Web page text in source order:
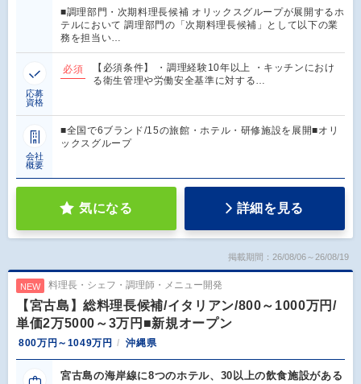
■調理部門・次期料理長候補 オリックスグループが展開するホ
テルにおいて 調理部門の「次期料理長候補」として以下の業
務を担当い…
応募
資格
必須
【必須条件】 ・調理経験10年以上 ・キッチンにおけ
る衛生管理や労働安全基準に対する…
会社
概要
■全国で6ブランド/15の旅館・ホテル・研修施設を展開■オリ
ックスグループ
気になる 詳細を見る
掲載期間：26/08/06～26/08/19
NEW 料理長・シェフ・調理師・メニュー開発
【宮古島】総料理長候補/イタリアン/800～1000万円/
単価2万5000～3万円■新規オープン
800万円～1049万円 沖縄県
宮古島の海岸線に8つのホテル、30以上の飲食施設がある